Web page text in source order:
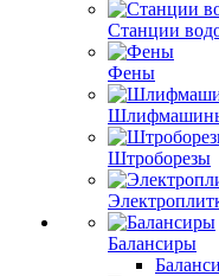
Станции
Фены
Штроборезы
Балансиры